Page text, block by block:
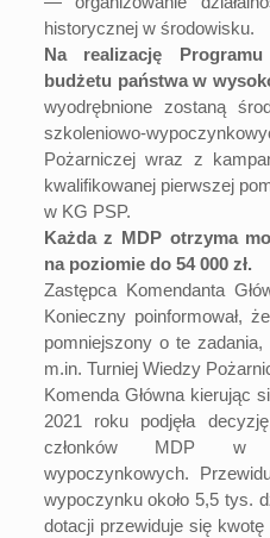
historycznej w środowisku.
Na realizację
budżetu państwa w
wyodrębnione zostaną
szkoleniowo-
Pożarniczej wraz z
kwalifikowanej pierwszej
w KG PSP.
Każda z MDP otrzyma
na poziomie do 54 000 zł.
Zastępca Komendanta
Konieczny poinformował,
pomniejszony o te
m.in. Turniej Wiedzy
Komenda Główna kierując
2021 roku podjęła
członków MDP w
wypoczynkowych.
wypoczynku około 5,5 tys.
dotacji przewiduje się